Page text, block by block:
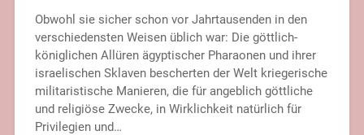
Obwohl sie sicher schon vor Jahrtausenden in den
verschiedensten Weisen üblich war: Die göttlich-
königlichen Allüren ägyptischer Pharaonen und ihrer
israelischen Sklaven bescherten der Welt kriegerische
militaristische Manieren, die für angeblich göttliche
und religiöse Zwecke, in Wirklichkeit natürlich für
Privilegien und…